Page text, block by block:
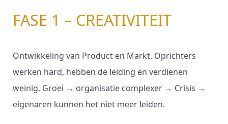
FASE 1 – CREATIVITEIT
Ontwikkeling van Product en Markt. Oprichters
werken hard, hebben de leiding en verdienen
weinig. Groei → organisatie complexer → Crisis →
eigenaren kunnen het niet meer leiden.